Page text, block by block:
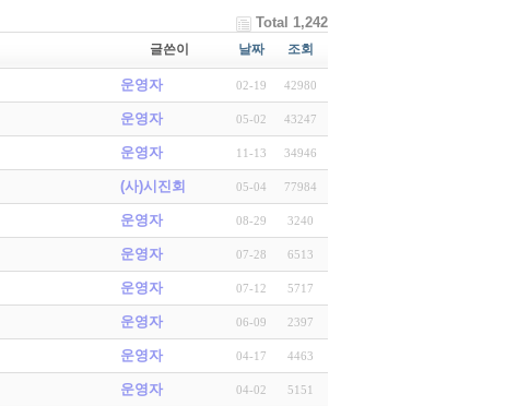
Total 1,242
글쓴이 날짜 조회
운영자 02-19 42980
운영자 05-02 43247
운영자 11-13 34946
(사)시진회 05-04 77984
운영자 08-29 3240
운영자 07-28 6513
운영자 07-12 5717
운영자 06-09 2397
운영자 04-17 4463
운영자 04-02 5151